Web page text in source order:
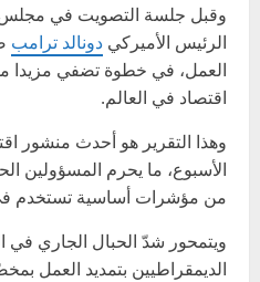
وقبل جلسة التصويت في مجلس
الرئيس الأميركي دونالد ترامب
العمل، في خطوة تضفي مزيدا
اقتصاد في العالم.
وهذا التقرير هو أحدث منشور
الأسبوع، ما يحرم المسؤولين
من مؤشرات أساسية تستخدم
ويتمحور شدّ الحبال الجاري
الديمقراطيين بتمديد العمل